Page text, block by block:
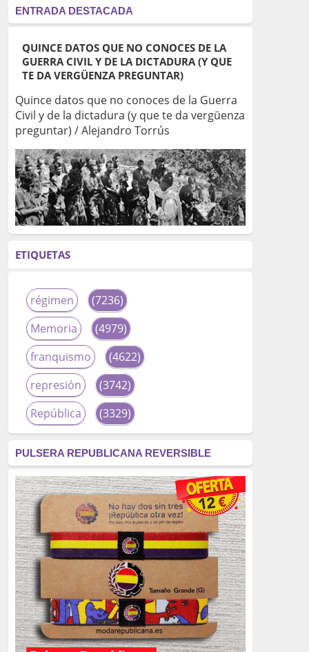
ENTRADA DESTACADA
QUINCE DATOS QUE NO CONOCES DE LA
GUERRA CIVIL Y DE LA DICTADURA (Y QUE
TE DA VERGÜENZA PREGUNTAR)
Quince datos que no conoces de la Guerra
Civil y de la dictadura (y que te da vergüenza
preguntar) / Alejandro Torrús
ETIQUETAS
régimen
(7236)
Memoria
(4979)
franquismo
(4622)
represión
(3742)
República
(3329)
fascismo
(2677)
tardofranquismo
(2320)
Actualidad
(2319)
monarquía
(2253)
borbones
(2176)
Cultura
(2163)
Guerra
(1674)
PULSERA REPUBLICANA REVERSIBLE